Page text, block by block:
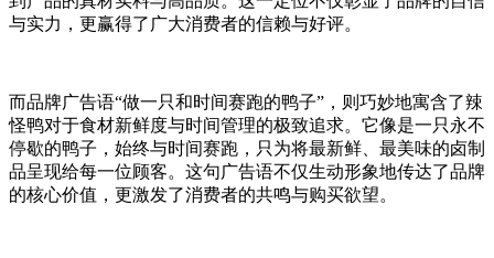
与实力，更赢得了广大消费者的信赖与好评。
而品牌广告语“做一只和时间赛跑的鸭子”，则巧妙地寓含了辣
怪鸭对于食材新鲜度与时间管理的极致追求。它像是一只永不
停歇的鸭子，始终与时间赛跑，只为将最新鲜、最美味的卤制
品呈现给每一位顾客。这句广告语不仅生动形象地传达了品牌
的核心价值，更激发了消费者的共鸣与购买欲望。